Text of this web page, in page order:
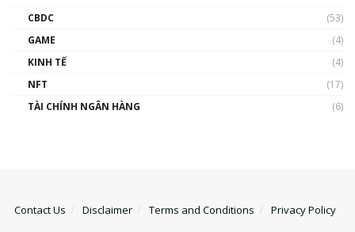
CBDC
(53)
GAME
(4)
KINH TẾ
(4)
NFT
(17)
TÀI CHÍNH NGÂN HÀNG
(6)
Contact Us Disclaimer Terms and Conditions Privacy Policy